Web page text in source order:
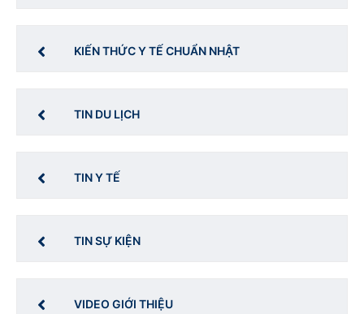
KIẾN THỨC Y TẾ CHUẨN NHẬT
TIN DU LỊCH
TIN Y TẾ
TIN SỰ KIỆN
VIDEO GIỚI THIỆU